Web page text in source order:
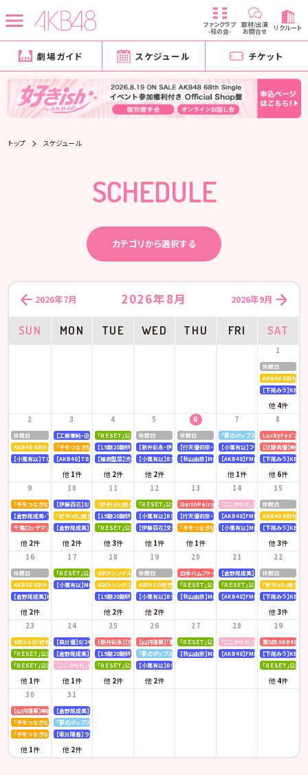
ファンクラブ
-柱の会-
取材/出演
お問合せ リクルート
劇場ガイド スケジュール チケット
トップ スケジュール
SCHEDULE
カテゴリから選択する
2026年8月
2026年7月 2026年9月
SUN MON TUE WED THU FRI SAT
休館日
AKB48 68thシン
【下尾みう】
他 4件
1
休館日
AKB48 68thシングル OS盤 【個別握手会】 @パシフィコ横浜
【小栗有以】TOKYOMX「MXグランプリ2026～異端芸人決定戦～」
2
【工藤華純・迫由芽実】大分合同新聞
「手をつなぎながら」公演
【AKB48】TBS「CDTV ライブ! ライブ!」
他 1件
3
「ＲＥＳＥＴ」公演
【19期20期研究生】SHOWROOM「AKB48研究生パレット 〜多彩な魅力をお届け〜」
【福岡聖菜】渋谷クロスFM「AKB48福岡聖菜の あなたに福を届けますらじお☆」
他 2件
4
休館日
【新井彩永・伊藤百花】文化放送「矢吹奈子のレコメン！」
【小栗有以】BSテレ東「ドライな同期の溺愛癖」
他 2件
5
休館日
【行天優莉奈・新井彩永】ラジオNIKKEI「虎ノ門 トレ
【秋山由奈】MBSラジオ「アッパレやってまーす！」
6
「夢のポップスター」公演
【小栗有以】フジテレビ「全力！脱力タ
【AKB48】FMFUJI「AKB48の
他 1件
7
LuckyFes’26
【正鋳真優】映画
【下尾みう】
他 6件
8
「手をつなぎながら」公演
【倉野尾成美・下尾みう・工藤華純・山口結愛】LOVE FM「AKB48九州放送部！」
千葉ロッテマリーンズ「BLACK SUMMER WEEK supported by クーリッシュ」
他 2件
9
【伊藤百花】8/10(月)発売「mini 9月号」
『好きish』発売記念 リミスタインターネットサイン会
【倉野尾成美】KBCラジオ「下町やぶさか診療所」
他 2件
10
『好きish』発売記念 リミスタインターネットサイン会
【19期20期研究生】SHOWROOM「AKB48研究生パレット 〜多彩な魅力をお届け〜」
「ＲＥＳＥＴ」公演
他3件
11
「ＲＥＳＥＴ」公演
【小栗有以】BSテレ東「ドライな同期の溺愛癖」
【伊藤百花】文化放送「AKB48伊藤百花のひと“花”咲かせたいっ！」
他 1件
12
GarinPeiro FES 『THE ROOTS 2026』
【行天優莉奈・新井彩永】ラジオNIKKEI「虎ノ門 トレ
「手をつなぎながら」公演
他 1件
13
「ここからだ」公演
【AKB48】FMFUJI「AKB48の
【小栗有以】MBSテレビ「深夜の爆
14
休館日
AKB48 68thシン
【下尾みう】
他3件
15
休館日
AKB48 68thシングル OS盤 【オンラインお話し会】
【倉野尾成美】KBCラジオ「下町やぶさか診療所」
他 2件
16
「ＲＥＳＥＴ」公演
【小栗有以】MBSラジオ「アッパレやってまーす！」
17
68thシングル『好きish』発売記念 「グループ握手会」
68thシングル『好きish』 発売記念「お見送り会」
【19期20期研究生】SHOWROOM「AKB48研究生パレット 〜多彩な魅力をお届け〜」
他 2件
18
休館日
68thSG発売記念イベント「『好きish』握手祭」
【小栗有以】BSテレ東「ドライな同期の溺愛癖」
他 2件
19
日本ハムファイターズ〈AFTER GAME〉スペシャルラ
「ＲＥＳＥＴ」公演
【秋山由奈】MBSラジオ「アッパレやってまーす！」
20
【倉野尾成美】8/21(金)発売『アップ
「ＲＥＳＥＴ」公演
【AKB48】FMFUJI「AKB48の
21
休館日
『好きish』発売記
【下尾みう】
他3件
22
68thSG『好きish』初回限定盤 発売記念「仙台握手会」
「ＲＥＳＥＴ」公演
「ＲＥＳＥＴ」公演
他 1件
23
【森川優】8/24(月)発売「B.L.T. SUMMER CANDY 2026」
【倉野尾成美】KBCラジオ「下町やぶさか診療所」
「ここからだ」公演
他 1件
24
【新井彩永】【伊藤百花】ピンク・レディー 「トリビュートコンサート」
【19期20期研究生】SHOWROOM「AKB48研究生パレット 〜多彩な魅力をお届け〜」
「ＲＥＳＥＴ」公演
他 2件
25
【山内瑞葵】「第14回 全国高等学校ダンス部選手権」
「夢のポップスター」公演
【小栗有以】BSテレ東「ドライな同期の溺愛癖」
他 2件
26
「ＲＥＳＥＴ」公演
【秋山由奈】MBSラジオ「アッパレやってまーす！」
27
「ここからだ」公演
【AKB48】FMFUJI「AKB48の
28
第5回 AKB48グル
【下尾みう】
「ＲＥＳＥＴ」公演
他 4件
29
【山内瑞葵】映画 『キオク』先行試写会
「手をつなぎながら」公演
「手をつなぎながら」公演
他 1件
30
【倉野尾成美】KBCラジオ「下町やぶさか診療所」
「夢のポップスター」公演
【坂川陽香】ラジオ日本「Happy!!福井に来とっけの～」
他 2件
31